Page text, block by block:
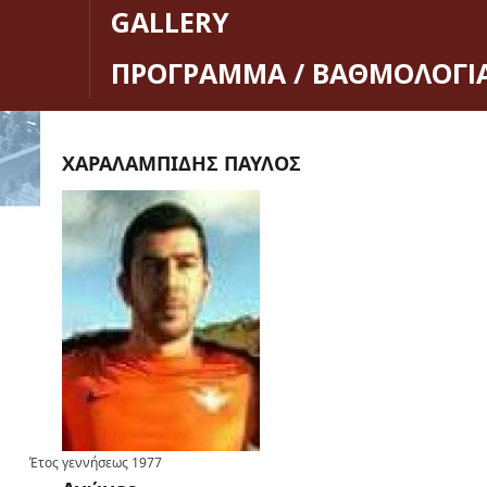
GALLERY
ΠΡΟΓΡΑΜΜΑ /
ΧΑΡΑΛΑΜΠΙΔΗΣ ΠΑΥΛΟΣ
Έτος γεννήσεως 1977